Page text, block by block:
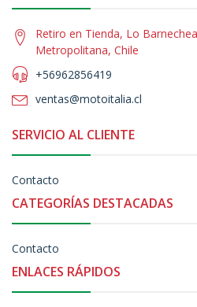
Retiro en Tienda, Lo
Metropolitana, Chile
+56962856419
ventas@motoitalia.cl
SERVICIO AL CLIENTE
Contacto
CATEGORÍAS DESTACADAS
Contacto
ENLACES RÁPIDOS